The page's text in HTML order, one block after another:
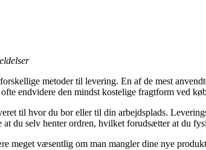
metoder til levering. En af de mest
endvidere den mindst kostelige fragtform ved
til hvor du bor eller til din arbejdsplads.
du selv henter ordren, hvilket forudsætter at du
meget væsentlig om man mangler dine nye